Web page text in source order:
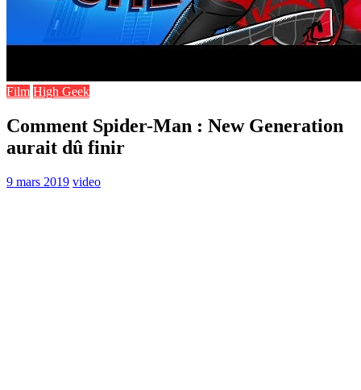
Film High Geek
Comment Spider-Man : New Generation
aurait dû finir
9 mars 2019 video